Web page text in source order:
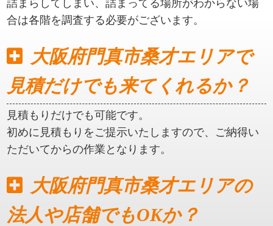
詰まらしてしまい、詰まってる場所がわからない場
合は各階を調査する必要がございます。
大阪府門真市桑才エリアで
見積だけでも来てくれるか？
見積もりだけでも可能です。
初めに見積もりをご提示いたしますので、ご納得い
ただいてからの作業となります。
大阪府門真市桑才エリアの
法人や店舗でもOKか？